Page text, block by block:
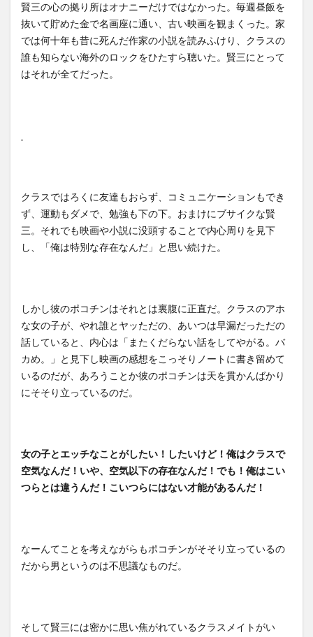
賢三の心の拠り所はオナニーだけではなかった。毎週昼飯を
抜いて貯めた金で名画座に通い、古い映画を観まくった。家
では何十年も昔に死んだ作家の小説を読みふけり、クラスの
誰も知らない海外のロックをひたすら聴いた。賢三にとって
はそれが全てだった。
クラスではろくに友達もおらず、コミュニケーションもでき
ず、運動もダメで、勉強も下の下。おまけにブサイクな賢
三。それでも映画や小説に没頭することで内心周りを見下
し、「俺は特別な存在なんだ」と思い続けた。
しかし彼のポコチンはそれとは裏腹に正直だ。クラスのアホ
な女の子が、やれ誰とヤッただの、あいつは早漏だっただの
話していると、内心は「またくだらない話をしてやがる。バ
カめ。」と見下し映画の感想をこっそりノートに書き留めて
いるのだが、あろうことか彼のポコチンは天を貫かんばかり
にそそり立っているのだ。
女の子とエッチなことがしたい！したいけど！俺はクラスで
空気なんだ！いや、空気以下の存在なんだ！でも！俺はこい
つらとは違うんだ！こいつらにはない才能があるんだ！
なーんてことを考えながらもポコチンがそそり立っているの
だから男というのは不思議なものだ。
そして賢三には密かに思い焦がれているクラスメイトがい